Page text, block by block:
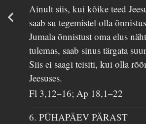
Ainult siis, kui kõike teed
saab su tegemistel olla
Jumala õnnistust oma elus
tulemas, saab sinus tärgata
Siis ei saagi teisiti, kui olla
Jeesuses.
Fl 3,12–16; Ap 18,1–22
6. PÜHAPÄEV PÄRAST